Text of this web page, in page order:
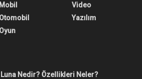
Mobil
Otomobil
Oyun
Video
Yazılım
Luna Nedir? Özellikleri Neler?